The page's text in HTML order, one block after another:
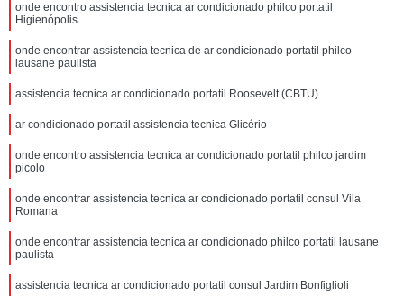
onde encontro assistencia tecnica ar condicionado philco portatil
Higienópolis
onde encontrar assistencia tecnica de ar condicionado portatil philco
lausane paulista
assistencia tecnica ar condicionado portatil Roosevelt (CBTU)
ar condicionado portatil assistencia tecnica Glicério
onde encontro assistencia tecnica ar condicionado portatil philco jardim
picolo
onde encontrar assistencia tecnica ar condicionado portatil consul Vila
Romana
onde encontrar assistencia tecnica ar condicionado philco portatil lausane
paulista
assistencia tecnica ar condicionado portatil consul Jardim Bonfiglioli